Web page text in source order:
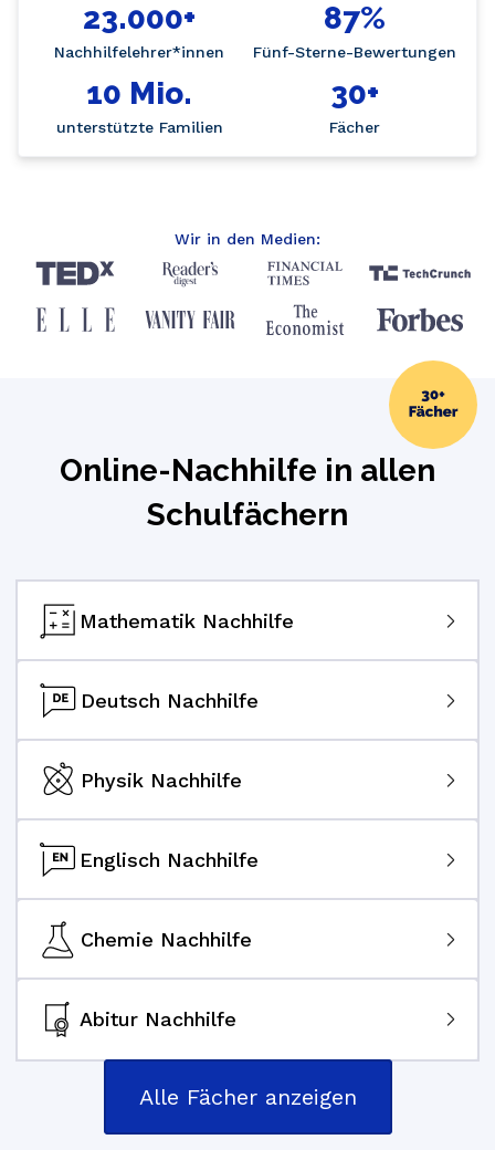
23.000+
Nachhilfelehrer*innen
87%
Fünf-Sterne-Bewertungen
10 Mio.
unterstützte Familien
30+
Fächer
Wir in den Medien:
Online-Nachhilfe in allen
Schulfächern
Mathematik Nachhilfe
Deutsch Nachhilfe
Physik Nachhilfe
Englisch Nachhilfe
Chemie Nachhilfe
Abitur Nachhilfe
Alle Fächer anzeigen